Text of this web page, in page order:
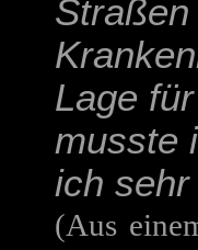
Lage
musste
ich
(Aus